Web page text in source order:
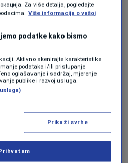
Hybrid iz 2023. i
zavarenog dijela
automobila zbog
povećavajući rizik od
odnosilo se na neke
iz 2023. godine.
Za više detalja, pogledajte
Više informacija o vašoj
podatke kako bismo
Aktivno skenirajte karakteristike
podataka i/ili pristupanje
oglašavanje i sadržaj, mjerenje
publike i razvoj usluga.
Prikaži svrhe